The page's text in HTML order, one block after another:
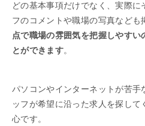
どの基本事項だけでなく、実際に
フのコメントや職場の写真なども
点で職場の雰囲気を把握しやすい
とができます。
パソコンやインターネットが苦手
ッフが希望に沿った求人を探し
心です。